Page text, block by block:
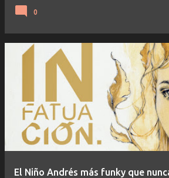
0
El Niño Andrés más funky que